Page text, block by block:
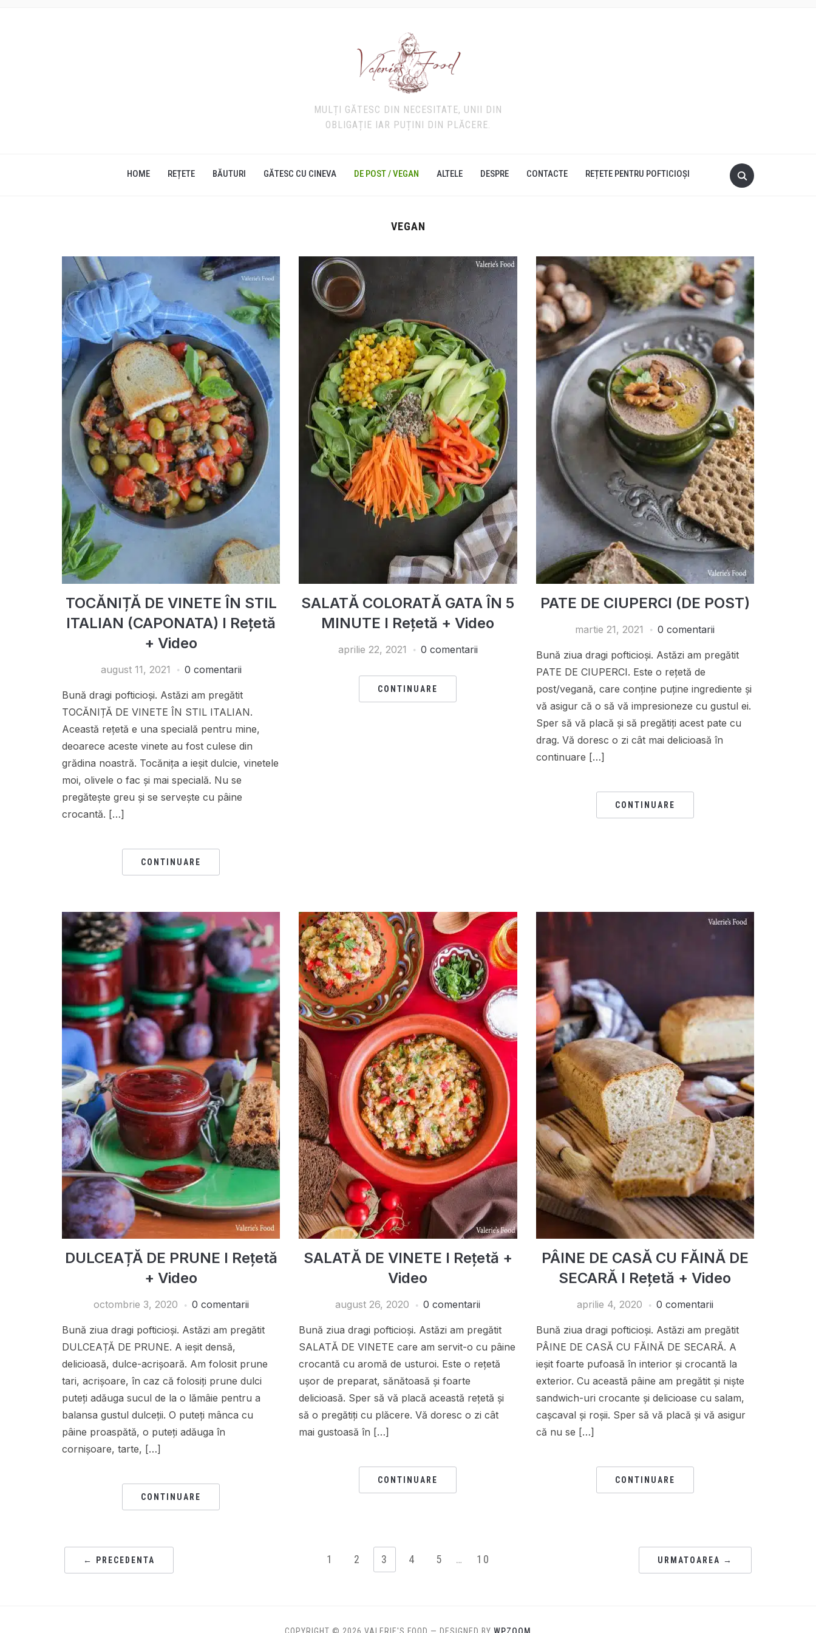
MULȚI GĂTESC DIN NECESITATE, UNII DIN
OBLIGAȚIE IAR PUȚINI DIN PLĂCERE.
HOME REȚETE BĂUTURI GĂTESC CU CINEVA DE POST / VEGAN ALTELE DESPRE CONTACTE REȚETE PENTRU POFTICIOȘI
VEGAN
TOCĂNIȚĂ DE VINETE ÎN STIL
ITALIAN (CAPONATA) I Rețetă
+ Video
august 11, 2021 0 comentarii
Bună dragi pofticioși. Astăzi am pregătit
TOCĂNIȚĂ DE VINETE ÎN STIL ITALIAN.
Această rețetă e una specială pentru mine,
deoarece aceste vinete au fost culese din
grădina noastră. Tocănița a ieșit dulcie, vinetele
moi, olivele o fac și mai specială. Nu se
pregătește greu și se servește cu pâine
crocantă. […]
CONTINUARE
SALATĂ COLORATĂ GATA ÎN 5
MINUTE I Rețetă + Video
aprilie 22, 2021 0 comentarii
CONTINUARE
PATE DE CIUPERCI (DE POST)
martie 21, 2021 0 comentarii
Bună ziua dragi pofticioși. Astăzi am pregătit
PATE DE CIUPERCI. Este o rețetă de
post/vegană, care conține puține ingrediente și
vă asigur că o să vă impresioneze cu gustul ei.
Sper să vă placă și să pregătiți acest pate cu
drag. Vă doresc o zi cât mai delicioasă în
continuare […]
CONTINUARE
DULCEAȚĂ DE PRUNE I Rețetă
+ Video
octombrie 3, 2020 0 comentarii
Bună ziua dragi pofticioși. Astăzi am pregătit
DULCEAȚĂ DE PRUNE. A ieșit densă,
delicioasă, dulce-acrișoară. Am folosit prune
tari, acrișoare, în caz că folosiți prune dulci
puteți adăuga sucul de la o lămâie pentru a
balansa gustul dulceții. O puteți mânca cu
pâine proaspătă, o puteți adăuga în
cornișoare, tarte, […]
CONTINUARE
SALATĂ DE VINETE I Rețetă +
Video
august 26, 2020 0 comentarii
Bună ziua dragi pofticioși. Astăzi am pregătit
SALATĂ DE VINETE care am servit-o cu pâine
crocantă cu aromă de usturoi. Este o rețetă
ușor de preparat, sănătoasă și foarte
delicioasă. Sper să vă placă această rețetă și
să o pregătiți cu plăcere. Vă doresc o zi cât
mai gustoasă în […]
CONTINUARE
PÂINE DE CASĂ CU FĂINĂ DE
SECARĂ I Rețetă + Video
aprilie 4, 2020 0 comentarii
Bună ziua dragi pofticioși. Astăzi am pregătit
PÂINE DE CASĂ CU FĂINĂ DE SECARĂ. A
ieșit foarte pufoasă în interior și crocantă la
exterior. Cu această pâine am pregătit și niște
sandwich-uri crocante și delicioase cu salam,
cașcaval și roșii. Sper să vă placă și vă asigur
că nu se […]
CONTINUARE
← PRECEDENTA 1 2 3 4 5 … 10 URMATOAREA →